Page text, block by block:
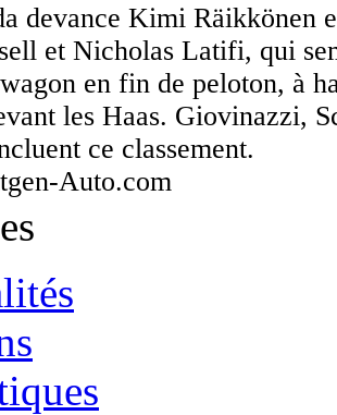
devance Kimi Räikkönen
et Nicholas Latifi, qui
en fin de peloton, à
les Haas. Giovinazzi,
ce classement.
Auto.com